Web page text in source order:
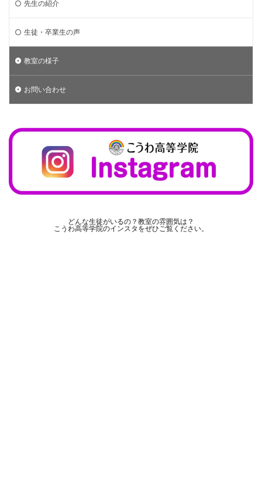
先生の紹介
生徒・卒業生の声
教室の様子
お問い合わせ
どんな生徒がいるの？教室の雰囲気は？
こうわ高等学院のインスタをぜひご覧ください。